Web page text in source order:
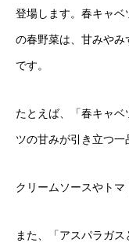
登場します。春キャ
の春野菜は、甘みや
です。
たとえば、「春キャ
ツの甘みが引き立つ一
クリームソースやトマ
また、「アスパラガ